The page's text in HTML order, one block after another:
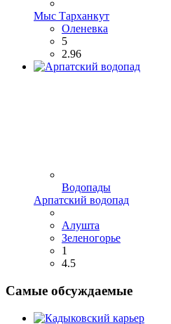
Мыс Тарханкут
Оленевка
5
2.96
Водопады
Арпатский водопад
Алушта
Зеленогорье
1
4.5
Самые обсуждаемые